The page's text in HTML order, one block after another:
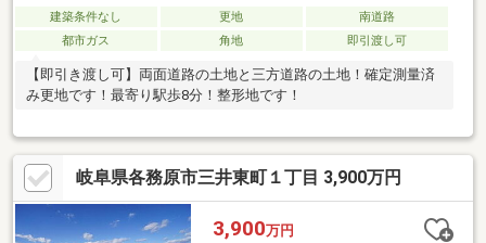
建築条件なし 更地
南道路
都市ガス
角地 即引渡し可
【即引き渡し可】両面道路の土地と三方道路の土地！確定測量済
み更地です！最寄り駅歩8分！整形地です！
岐阜県各務原市三井東町１丁目 3,900万円
3,900万円